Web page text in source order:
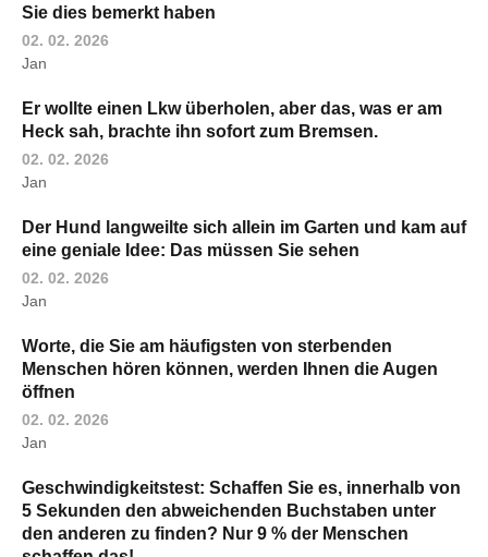
Sie dies bemerkt haben
02. 02. 2026
Jan
Er wollte einen Lkw überholen, aber das, was er am
Heck sah, brachte ihn sofort zum Bremsen.
02. 02. 2026
Jan
Der Hund langweilte sich allein im Garten und kam auf
eine geniale Idee: Das müssen Sie sehen
02. 02. 2026
Jan
Worte, die Sie am häufigsten von sterbenden
Menschen hören können, werden Ihnen die Augen
öffnen
02. 02. 2026
Jan
Geschwindigkeitstest: Schaffen Sie es, innerhalb von
5 Sekunden den abweichenden Buchstaben unter
den anderen zu finden? Nur 9 % der Menschen